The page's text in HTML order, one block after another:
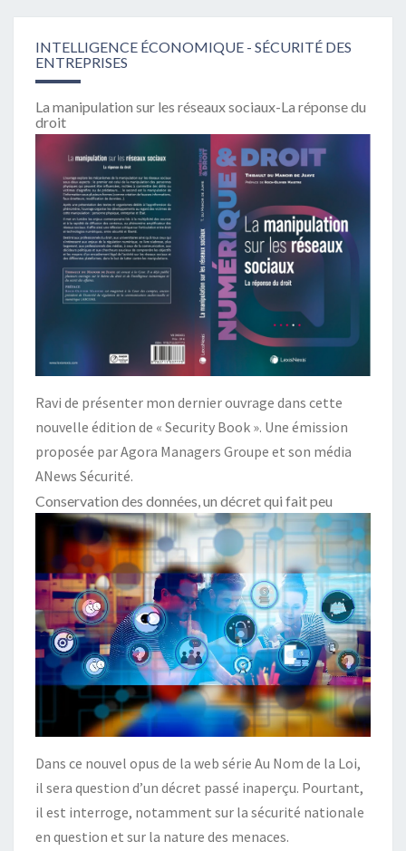
INTELLIGENCE ÉCONOMIQUE - SÉCURITÉ DES
ENTREPRISES
La manipulation sur les réseaux sociaux-La réponse du
droit
Ravi de présenter mon dernier ouvrage dans cette
nouvelle édition de « Security Book ». Une émission
proposée par Agora Managers Groupe et son média
ANews Sécurité.
Conservation des données, un décret qui fait peu
Dans ce nouvel opus de la web série Au Nom de la Loi,
il sera question d’un décret passé inaperçu. Pourtant,
il est interroge, notamment sur la sécurité nationale
en question et sur la nature des menaces.